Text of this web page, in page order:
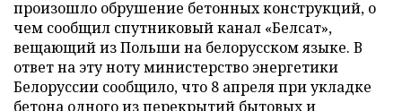
произошло обрушение бетонных конструкций, о
чем сообщил спутниковый канал «Белсат»,
вещающий из Польши на белорусском языке. В
ответ на эту ноту министерство энергетики
Белоруссии сообщило, что 8 апреля при укладке
бетона одного из перекрытий бытовых и